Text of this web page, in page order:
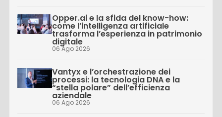
Opper.ai e la sfida del know-how:
come l’intelligenza artificiale
trasforma l’esperienza in patrimonio
digitale
06 Ago 2026
Vantyx e l’orchestrazione dei
processi: la tecnologia DNA e la
“stella polare” dell’efficienza
aziendale
06 Ago 2026